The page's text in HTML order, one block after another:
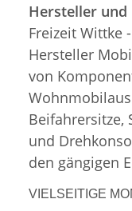
Hersteller und
Freizeit Wittke
Hersteller
von
Beifahrersitze,
und
den gängigen
VIELSEITIGE